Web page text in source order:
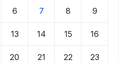
6 7 8 9
13 14 15 16
20 21 22 23